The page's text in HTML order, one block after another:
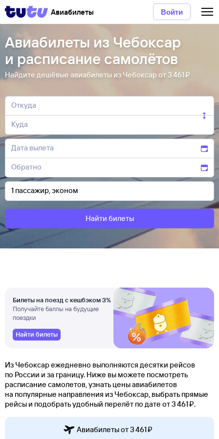
Авиабилеты Войти
Авиабилеты из Чебоксар
и расписание самолётов
Найдите дешёвые авиабилеты из Чебоксар от 3 ⁠461 ⁠₽
Найти билеты
Билеты на поезд с кешбэком 3%
Получайте баллы на будущие
поездки
Найти билеты
Из Чебоксар ежедневно выполняются десятки рейсов
по России и за границу. Ниже вы можете посмотреть
расписание самолетов, узнать цены авиабилетов
на популярные направления из Чебоксар, выбрать прямые
рейсы и подобрать удобный перелёт по дате от 3 ⁠461 ⁠₽.
Авиабилеты от 3 ⁠461 ⁠₽